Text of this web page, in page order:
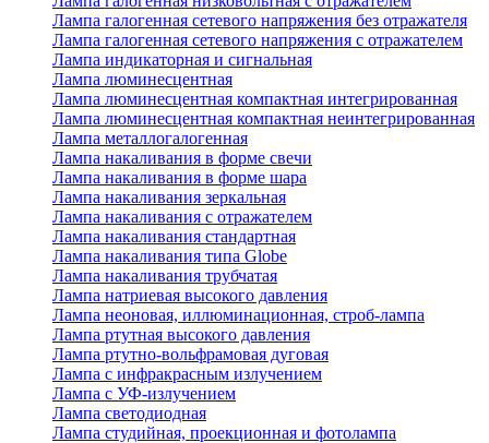
Лампа галогенная сетевого напряжения без отражателя
Лампа галогенная сетевого напряжения с отражателем
Лампа индикаторная и сигнальная
Лампа люминесцентная
Лампа люминесцентная компактная интегрированная
Лампа люминесцентная компактная неинтегрированная
Лампа металлогалогенная
Лампа накаливания в форме свечи
Лампа накаливания в форме шара
Лампа накаливания зеркальная
Лампа накаливания с отражателем
Лампа накаливания стандартная
Лампа накаливания типа Globe
Лампа накаливания трубчатая
Лампа натриевая высокого давления
Лампа неоновая, иллюминационная, строб-лампа
Лампа ртутная высокого давления
Лампа ртутно-вольфрамовая дуговая
Лампа с инфракрасным излучением
Лампа с УФ-излучением
Лампа светодиодная
Лампа студийная, проекционная и фотолампа